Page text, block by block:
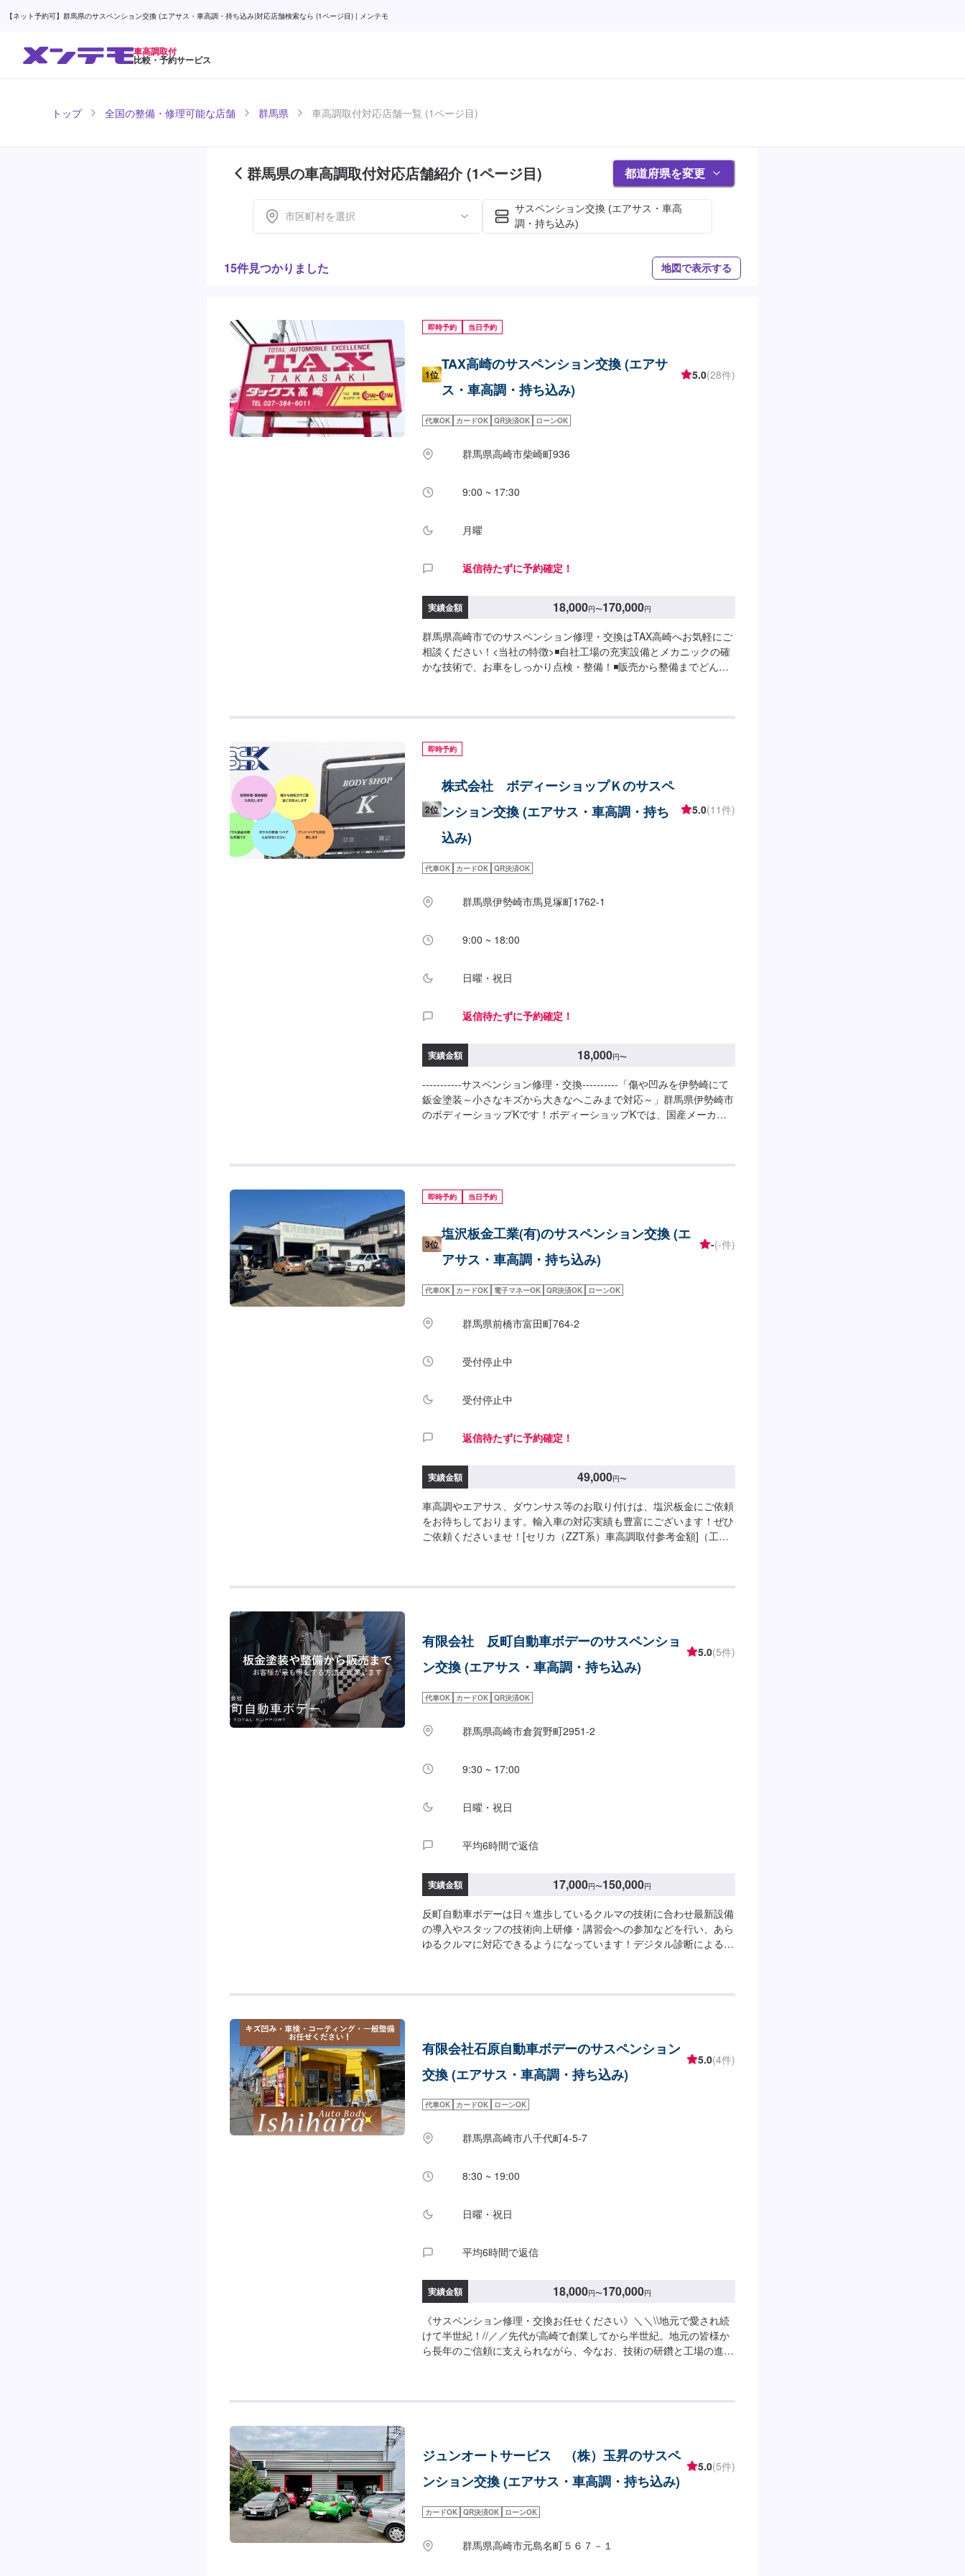
【ネット予約可】群馬県のサスペンション交換 (エアサス・車高調・持ち込み)対応店舗検索なら (1ページ目) | メンテモ
車高調取付
比較・予約サービス
トップ 全国の整備・修理可能な店舗 群馬県 車高調取付対応店舗一覧 (1ページ目)
群馬県の車高調取付対応店舗紹介 (1ページ目) 都道府県を変更
市区町村を選択
サスペンション交換 (エアサス・車高
調・持ち込み)
15件見つかりました 地図で表示する
即時予約 当日予約
1位
TAX高崎のサスペンション交換 (エアサ
ス・車高調・持ち込み)
5.0(28件)
代車OK カードOK QR決済OK ローンOK
群馬県高崎市柴崎町936
9:00 ~ 17:30
月曜
返信待たずに予約確定！
実績金額 18,000円〜170,000円
群馬県高崎市でのサスペンション修理・交換はTAX高崎へお気軽にご
相談ください！<当社の特徴>◾自社工場の充実設備とメカニックの確
かな技術で、お車をしっかり点検・整備！◾販売から整備までどんな
お気軽にどうぞ！【1】オファーにてお問い合わせ【2】お見積り
【3】お見積りにご納得いただければ作業開始【4】仕上がり次第納
(要相談)納期は前後する場合がございます。予めご了承ください。----
-代車について-----無料の代車をご用意しています。お車の作業中は代
車をご利用ください。※代車の燃料代はお客様にご負担いただいてお
ります。-----ご来店時の注意、受付方法-----入庫の際はお気をつけて
お越しください。駐車スペースは事務所前の空いているスペースに駐
車してください。受付はスタッフへ「メンテモで予約しました」とお
伝えください。ご案内いたします。【定休日・営業時間】定休日：月
曜日営業時間：9:00~19:00※日曜日のみ9:00~18:00
即時予約
2位
株式会社 ボディーショップＫのサスペ
ンション交換 (エアサス・車高調・持ち
込み)
5.0(11件)
代車OK カードOK QR決済OK
群馬県伊勢崎市馬見塚町1762‐1
9:00 ~ 18:00
日曜・祝日
返信待たずに予約確定！
実績金額 18,000円〜
-----------サスペンション修理・交換----------「傷や凹みを伊勢崎にて
鈑金塗装～小さなキズから大きなへこみまで対応～」群馬県伊勢崎市
のボディーショップKです！ボディーショップKでは、国産メーカー
たらなんでもご相談ください！鈑金塗装のプロフェッショナルがお車
の状態をしっかりと判断し、適切な修理の方法をご提案いたします。
業界歴20年以上の大ベテランの作業員です。お客様の愛車をご安心し
てお任せください！【作業実績】日産エクストレイル28,000円--------
------------------------------------------【1】オファーにてお問い合わせ
上がり次第納車-----------パーツ持ち込みについて-----------パーツの持
業時間】定休日：日曜日、祝日営業時間：8:30~17:30
即時予約 当日予約
3位
塩沢板金工業(有)のサスペンション交換 (エ
アサス・車高調・持ち込み)
-(-件)
代車OK カードOK 電子マネーOK QR決済OK ローンOK
群馬県前橋市富田町764-2
受付停止中
受付停止中
返信待たずに予約確定！
実績金額 49,000円〜
車高調やエアサス、ダウンサス等のお取り付けは、塩沢板金にご依頼
をお待ちしております。輸入車の対応実績も豊富にございます！ぜひ
ご依頼くださいませ！[セリカ（ZZT系）車高調取付参考金額]（工
有限会社 反町自動車ボデーのサスペンショ
ン交換 (エアサス・車高調・持ち込み)
5.0(5件)
代車OK カードOK QR決済OK
群馬県高崎市倉賀野町2951‐2
9:30 ~ 17:00
日曜・祝日
平均6時間で返信
実績金額 17,000円〜150,000円
反町自動車ボデーは日々進歩しているクルマの技術に合わせ最新設備
の導入やスタッフの技術向上研修・講習会への参加などを行い、あら
ゆるクルマに対応できるようになっています！デジタル診断による正
--------------【1】オファーにてお問い合わせ【2】お見積り【3】お見
積りにご納得いただければ作業開始【4】仕上がり次第納車〈納期に
ついて〉通常2~3日程度で納車いたします！車種や状態などにより作
す。〈パーツ持ち込みについて〉パーツ持ち込み可能です！オファー
て〉無料の代車ご用意しております！愛車の作業中は代車をご利用く
休日・営業時間】定休日：不定休営業時間：9:00~18:00
有限会社石原自動車ボデーのサスペンション
交換 (エアサス・車高調・持ち込み)
5.0(4件)
代車OK カードOK ローンOK
群馬県高崎市八千代町4-5-7
8:30 ~ 19:00
日曜・祝日
平均6時間で返信
実績金額 18,000円〜170,000円
《サスペンション修理・交換お任せください》＼＼\\地元で愛され続
けて半世紀！//／／先代が高崎で創業してから半世紀。地元の皆様か
ら長年のご信頼に支えられながら、今なお、技術の研鑽と工場の進化
を進めて参ります。常連さんから初めての方まで、ご来店を心からお
待ちしております。--------------------------------------------------【1】オ
ファーにてお問い合わせ【2】お見積り【3】お見積りにご納得いただ
品・中古パーツの持ち込みOK！オファーの際、使用されるパーツの
りしている間、ご入用のお客様には代車を無料でご用意しておりま
ジュンオートサービス （株）玉昇のサスペ
ンション交換 (エアサス・車高調・持ち込み)
5.0(5件)
カードOK QR決済OK ローンOK
群馬県高崎市元島名町５６７－１